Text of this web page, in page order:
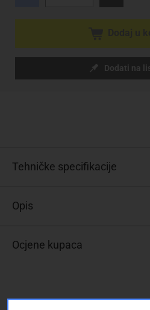
Dodati na
Tehničke specifikacije
Opis
Ocjene kupaca